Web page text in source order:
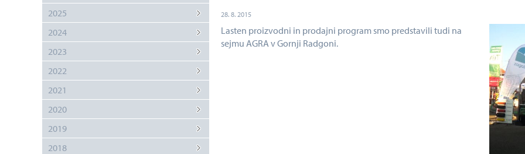
28. 8. 2015
Lasten proizvodni in prodajni program smo predstavili tudi na
sejmu AGRA v Gornji Radgoni.
2025
2024
2023
2022
2021
2020
2019
2018